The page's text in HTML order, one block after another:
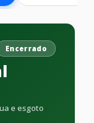
Encerrado
e esgoto